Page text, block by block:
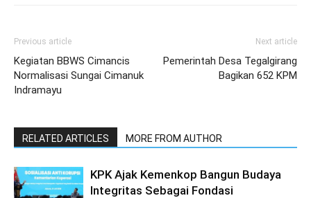
Previous article
Kegiatan BBWS Cimancis
Normalisasi Sungai Cimanuk
Indramayu
Next article
Pemerintah Desa Tegalgirang
Bagikan 652 KPM
RELATED ARTICLES MORE FROM AUTHOR
KPK Ajak Kemenkop Bangun Budaya
Integritas Sebagai Fondasi